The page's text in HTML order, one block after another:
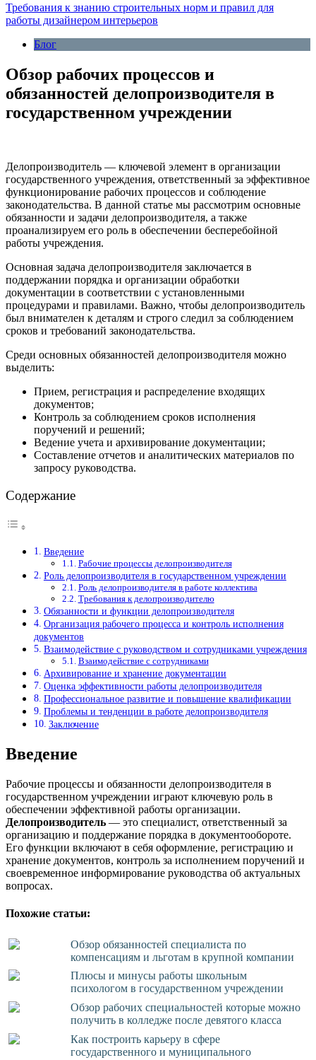
Требования к знанию строительных норм и правил для
работы дизайнером интерьеров
Блог
Обзор рабочих процессов и
обязанностей делопроизводителя в
государственном учреждении
Делопроизводитель — ключевой элемент в организации
государственного учреждения, ответственный за эффективное
функционирование рабочих процессов и соблюдение
законодательства. В данной статье мы рассмотрим основные
обязанности и задачи делопроизводителя, а также
проанализируем его роль в обеспечении бесперебойной
работы учреждения.
Основная задача делопроизводителя заключается в
поддержании порядка и организации обработки
документации в соответствии с установленными
процедурами и правилами. Важно, чтобы делопроизводитель
был внимателен к деталям и строго следил за соблюдением
сроков и требований законодательства.
Среди основных обязанностей делопроизводителя можно
выделить:
Прием, регистрация и распределение входящих
документов;
Контроль за соблюдением сроков исполнения
поручений и решений;
Ведение учета и архивирование документации;
Составление отчетов и аналитических материалов по
запросу руководства.
Содержание
Введение
Рабочие процессы делопроизводителя
Роль делопроизводителя в государственном учреждении
Роль делопроизводителя в работе коллектива
Требования к делопроизводителю
Обязанности и функции делопроизводителя
Организация рабочего процесса и контроль исполнения
документов
Взаимодействие с руководством и сотрудниками учреждения
Взаимодействие с сотрудниками
Архивирование и хранение документации
Оценка эффективности работы делопроизводителя
Профессиональное развитие и повышение квалификации
Проблемы и тенденции в работе делопроизводителя
Заключение
Введение
Рабочие процессы и обязанности делопроизводителя в
государственном учреждении играют ключевую роль в
обеспечении эффективной работы организации.
Делопроизводитель — это специалист, ответственный за
организацию и поддержание порядка в документообороте.
Его функции включают в себя оформление, регистрацию и
хранение документов, контроль за исполнением поручений и
своевременное информирование руководства об актуальных
вопросах.
Похожие статьи:
Обзор обязанностей специалиста по
компенсациям и льготам в крупной компании
Плюсы и минусы работы школьным
психологом в государственном учреждении
Обзор рабочих специальностей которые можно
получить в колледже после девятого класса
Как построить карьеру в сфере
государственного и муниципального